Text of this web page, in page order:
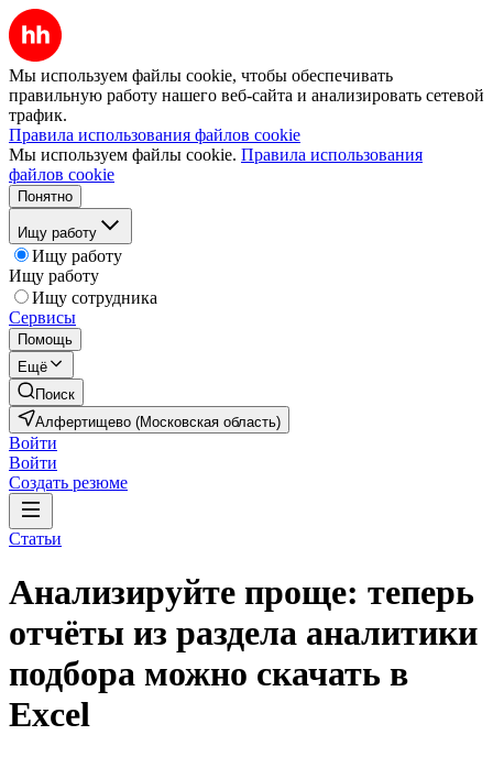
Мы используем файлы cookie, чтобы обеспечивать
правильную работу нашего веб-сайта и анализировать сетевой
трафик.
Правила использования файлов cookie
Мы используем файлы cookie. Правила использования
файлов cookie
Понятно
Ищу работу
Ищу работу
Ищу работу
Ищу сотрудника
Сервисы
Помощь
Ещё
Поиск
Алфертищево (Московская область)
Войти
Войти
Создать резюме
Статьи
Анализируйте проще: теперь
отчёты из раздела аналитики
подбора можно скачать в
Excel